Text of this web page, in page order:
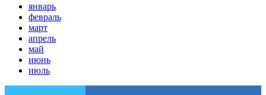
январь
февраль
март
апрель
май
июнь
июль